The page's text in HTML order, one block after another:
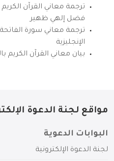
ترجمة معاني القرآن الكريم
فضل إلهي ظهير
ترجمة معاني سورة الفاتحة
الإنجليزية
بيان معاني القرآن الكريم
مواقع لجنة الدعوة
البوابات الدعوية
لجنة الدعوة الإلكترونية